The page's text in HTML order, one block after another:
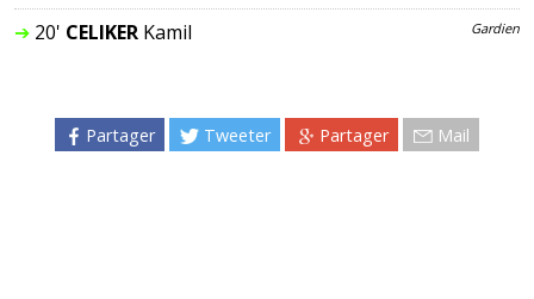
➔20' CELIKER Kamil Gardien
Partager Tweeter Partager Mail